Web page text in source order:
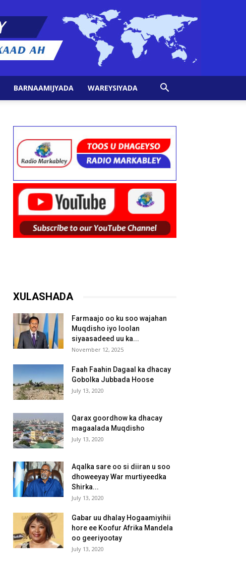
BARNAAMIJYADA WAREYSIYADA
XULASHADA
Farmaajo oo ku soo wajahan
Muqdisho iyo loolan
siyaasadeed uu ka...
November 12, 2025
Faah Faahin Dagaal ka dhacay
Gobolka Jubbada Hoose
July 13, 2020
Qarax goordhow ka dhacay
magaalada Muqdisho
July 13, 2020
Aqalka sare oo si diiran u soo
dhoweeyay War murtiyeedka
Shirka...
July 13, 2020
Gabar uu dhalay Hogaamiyihii
hore ee Koofur Afrika Mandela
oo geeriyootay
July 13, 2020